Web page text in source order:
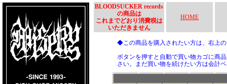
BLOODSUCKER records
の商品は
これまでどおり消費税は
いただきません
HOME
◆この商品を購入されたい方は、右上
ボタンを押すと自動で買い物カゴに商
さい。まだ買い物を続けたい方は会計